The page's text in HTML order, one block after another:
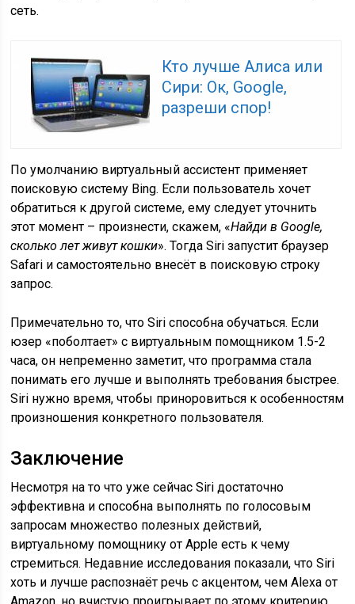
сеть.
Кто лучше Алиса или
Сири: Ок, Google,
разреши спор!
По умолчанию виртуальный ассистент применяет
поисковую систему Bing. Если пользователь хочет
обратиться к другой системе, ему следует уточнить
этот момент – произнести, скажем, «Найди в Google,
сколько лет живут кошки». Тогда Siri запустит браузер
Safari и самостоятельно внесёт в поисковую строку
запрос.
Примечательно то, что Siri способна обучаться. Если
юзер «поболтает» с виртуальным помощником 1.5-2
часа, он непременно заметит, что программа стала
понимать его лучше и выполнять требования быстрее.
Siri нужно время, чтобы приноровиться к особенностям
произношения конкретного пользователя.
Заключение
Несмотря на то что уже сейчас Siri достаточно
эффективна и способна выполнять по голосовым
запросам множество полезных действий,
виртуальному помощнику от Apple есть к чему
стремиться. Недавние исследования показали, что Siri
хоть и лучше распознаёт речь с акцентом, чем Alexa от